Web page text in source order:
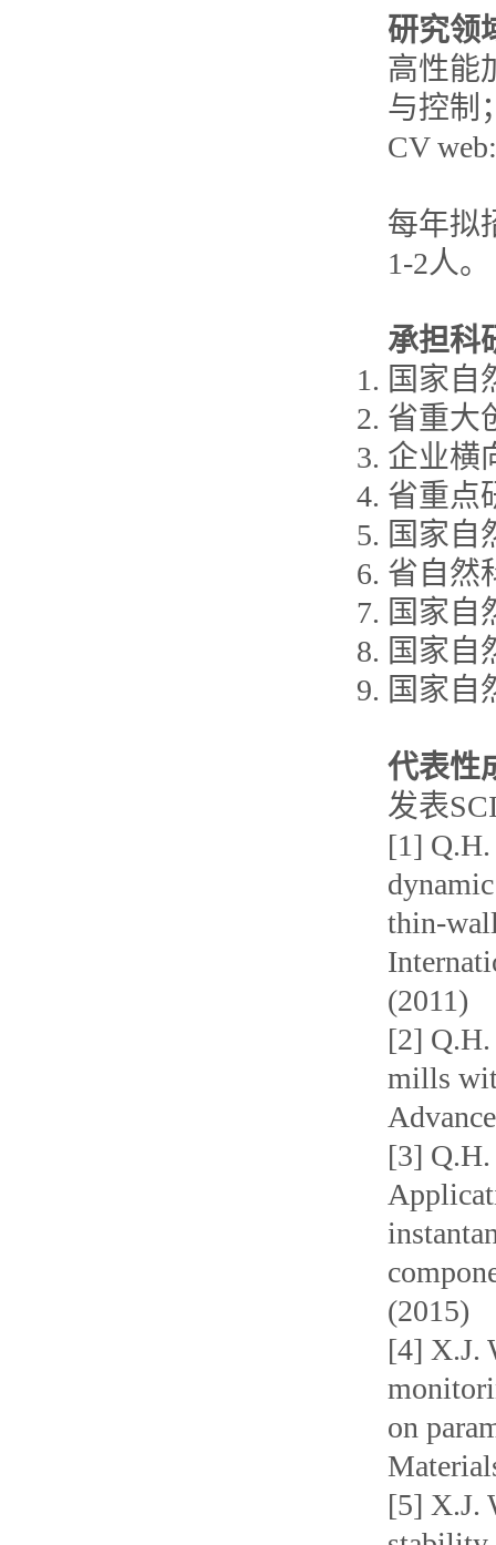
研究领
高性能
与控制
CV
每年拟
1-2人。
承担科
国家自
省重大
企业横
省重点
国家自
省自然
国家自
国家自
国家自
代表性
发表
[1]
thin-
(2011)
[2]
mills
[3] Q.H.
(2015)
[4] X.J.
on
[5] X.J.